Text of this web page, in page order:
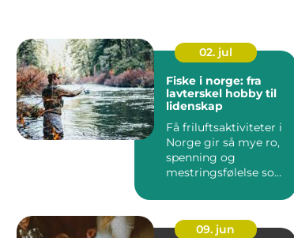
02. jul
Fiske i norge: fra
lavterskel hobby til
lidenskap
Få friluftsaktiviteter i
Norge gir så mye ro,
spenning og
mestringsfølelse som
09. jun